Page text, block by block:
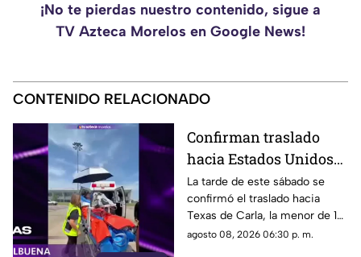
¡No te pierdas nuestro contenido, sigue a
TV Azteca Morelos en Google News!
CONTENIDO RELACIONADO
Confirman traslado
hacia Estados Unidos
de menor que sufrió
quemadura en la
explosión de gas LP en
Cuernavaca
La tarde de este sábado se
confirmó el traslado hacia
Texas de Carla, la menor de 15
años que resultó gravemente
agosto 08, 2026 06:30 p. m.